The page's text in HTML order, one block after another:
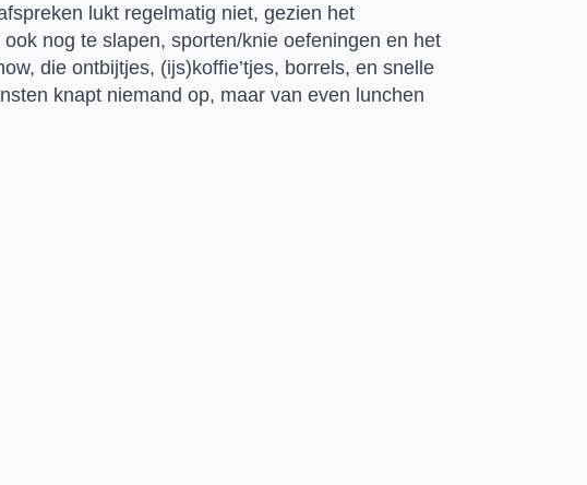
lukt regelmatig niet, gezien het
nog te slapen, sporten/knie oefeningen en het
die ontbijtjes, (ijs)koffie’tjes, borrels, en snelle
knapt niemand op, maar van even lunchen